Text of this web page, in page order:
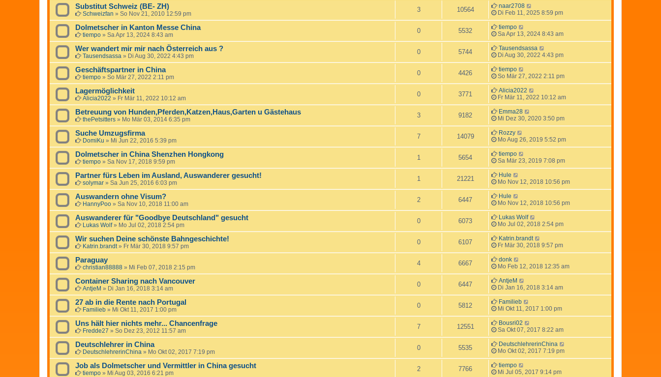
Substitut Schweiz (BE- ZH)
Schweizfan » So Nov 21, 2010 12:59 pm
3 10564
naar2708
Di Feb 11, 2025 8:59 pm
Dolmetscher in Kanton Messe China
tiempo » Sa Apr 13, 2024 8:43 am
0 5532
tiempo
Sa Apr 13, 2024 8:43 am
Wer wandert mir mir nach Österreich aus ?
Tausendsassa » Di Aug 30, 2022 4:43 pm
0 5744
Tausendsassa
Di Aug 30, 2022 4:43 pm
Geschäftspartner in China
tiempo » So Mär 27, 2022 2:11 pm
0 4426
tiempo
So Mär 27, 2022 2:11 pm
Lagermöglichkeit
Alicia2022 » Fr Mär 11, 2022 10:12 am
0 3771
Alicia2022
Fr Mär 11, 2022 10:12 am
Betreuung von Hunden,Pferden,Katzen,Haus,Garten u Gästehaus
thePetsitters » Mo Mär 03, 2014 6:35 pm
3 9182
Emma28
Mi Dez 30, 2020 3:50 pm
Suche Umzugsfirma
DomiKu » Mi Jun 22, 2016 5:39 pm
7 14079
Rozzy
Mo Aug 26, 2019 5:52 pm
Dolmetscher in China Shenzhen Hongkong
tiempo » Sa Nov 17, 2018 9:59 pm
1 5654
tiempo
Sa Mär 23, 2019 7:08 pm
Partner fürs Leben im Ausland, Auswanderer gesucht!
solymar » Sa Jun 25, 2016 6:03 pm
1 21221
Hule
Mo Nov 12, 2018 10:56 pm
Auswandern ohne Visum?
HannyPoo » Sa Nov 10, 2018 11:00 am
2 6447
Hule
Mo Nov 12, 2018 10:56 pm
Auswanderer für "Goodbye Deutschland" gesucht
Lukas Wolf» Mo Jul 02, 2018 2:54 pm
0 6073
Lukas Wolf
Mo Jul 02, 2018 2:54 pm
Wir suchen Deine schönste Bahngeschichte!
Katrin.brandt» Fr Mär 30, 2018 9:57 pm
0 6107
Katrin.brandt
Fr Mär 30, 2018 9:57 pm
Paraguay
christian88888 » Mi Feb 07, 2018 2:15 pm
4 6667
donk
Mo Feb 12, 2018 12:35 am
Container Sharing nach Vancouver
AntjeM » Di Jan 16, 2018 3:14 am
0 6447
AntjeM
Di Jan 16, 2018 3:14 am
27 ab in die Rente nach Portugal
Familieb » Mi Okt 11, 2017 1:00 pm
0 5812
Familieb
Mi Okt 11, 2017 1:00 pm
Uns hält hier nichts mehr... Chancenfrage
Fredde27 » So Dez 23, 2012 11:57 am
7 12551
Bousri02
Sa Okt 07, 2017 8:22 am
Deutschlehrer in China
DeutschlehrerinChina » Mo Okt 02, 2017 7:19 pm
0 5535
DeutschlehrerinChina
Mo Okt 02, 2017 7:19 pm
Job als Dolmetscher und Vermittler in China gesucht
tiempo » Mi Aug 03, 2016 6:21 pm
2 7766
tiempo
Mi Jul 05, 2017 9:14 pm